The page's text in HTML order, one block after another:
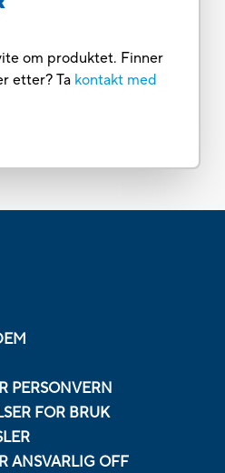
om produktet. Finner
etter? Ta kontakt med
PERSONVERN
FOR BRUK
ANSVARLIG OFF